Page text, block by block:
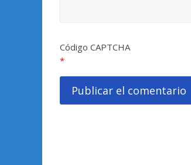
Código CAPTCHA
*